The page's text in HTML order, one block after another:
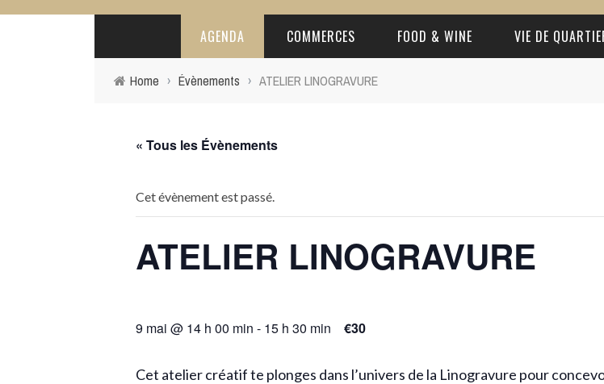
AGENDA COMMERCES FOOD & WINE
TOP 5
VIE DE
Home › Évènements › ATELIER LINOGRAVURE
« Tous les Évènements
Cet évènement est passé.
ATELIER LINOGRAVURE
9 mai @ 14 h 00 min - 15 h 30 min €30
Cet atelier créatif te plonges dans l’univers de la Linogravure pour